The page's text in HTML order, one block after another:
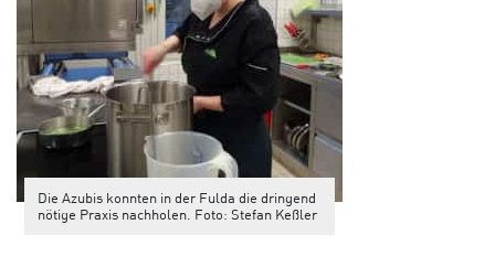
Die Azubis konnten in der Fulda die dringend
nötige Praxis nachholen. Foto: Stefan Keßler